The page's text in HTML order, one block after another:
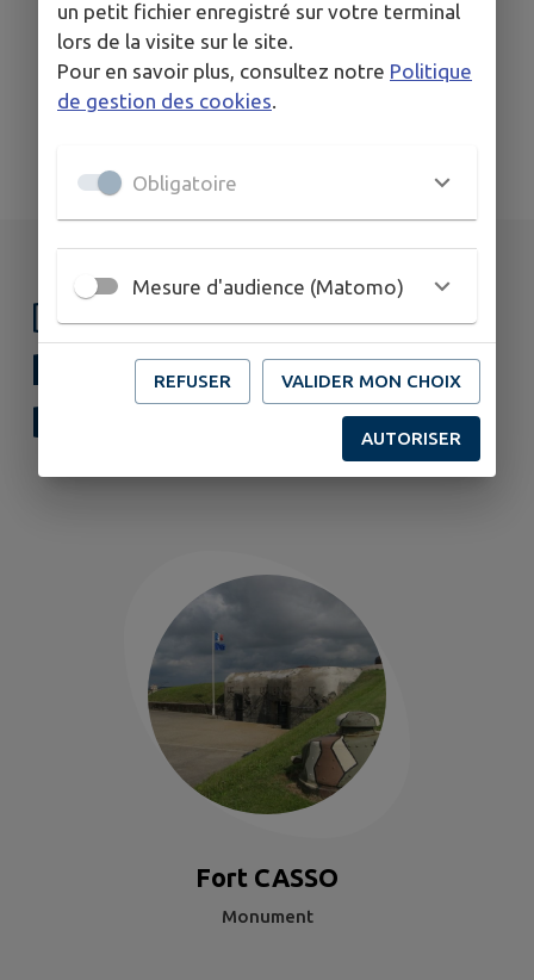
Fort Casso
DÉCOUVRIR
ROHRBACH-LÈS-
BITCHE
Fort CASSO
Monument
un petit fichier enregistré sur votre terminal
lors de la visite sur le site.
Pour en savoir plus, consultez notre Politique
de gestion des cookies.
Obligatoire
Mesure d'audience (Matomo)
REFUSER VALIDER MON CHOIX
AUTORISER